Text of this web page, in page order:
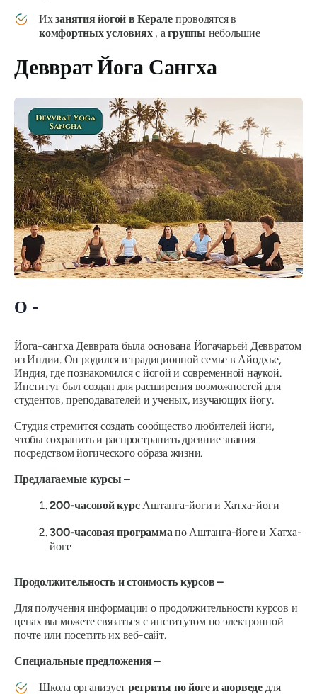
Ихзанятия йогой в Керале проводятся в
комфортных условиях, агруппы небольшие
Девврат Йога Сангха
О -
Йога-сангха Девврата была основана Йогачарьей Деввратом
из Индии. Он родился в традиционной семье в Айодхье,
Индия, где познакомился с йогой и современной наукой.
Институт был создан для расширения возможностей для
студентов, преподавателей и ученых, изучающих йогу.
Студия стремится создать сообщество любителей йоги,
чтобы сохранить и распространить древние знания
посредством йогического образа жизни.
Предлагаемые курсы –
200-часовой курсАштанга-йоги и Хатха-йоги
300-часовая программапо Аштанга-йоге и Хатха-
йоге
Продолжительность и стоимость курсов –
Для получения информации о продолжительности курсов и
ценах вы можете связаться с институтом по электронной
почте или посетить их веб-сайт.
Специальные предложения –
Школа организует ретриты по йоге и аюрведе для